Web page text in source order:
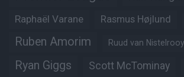
Raphaël Varane Rasmus Højlund
Ruben Amorim Ruud van Nistelrooy
Ryan Giggs Scott McTominay